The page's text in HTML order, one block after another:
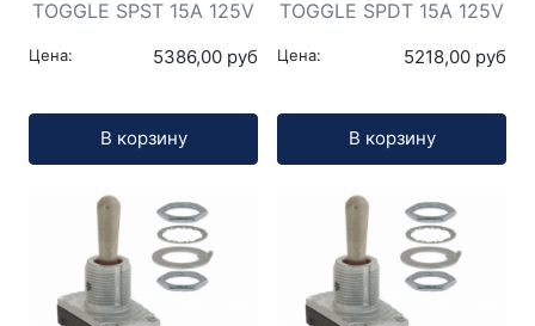
TOGGLE SPST 15A 125V
Цена: 5386,00 руб
В корзину
TOGGLE SPDT 15A 125V
Цена: 5218,00 руб
В корзину